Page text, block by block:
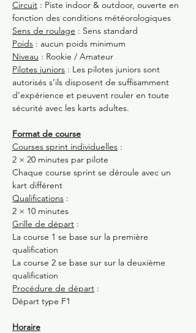
Circuit : Piste indoor & outdoor, ouverte en
fonction des conditions météorologiques
Sens de roulage : Sens standard
Poids : aucun poids minimum
Niveau : Rookie / Amateur
Pilotes juniors : Les pilotes juniors sont
autorisés s’ils disposent de suffisamment
d’expérience et peuvent rouler en toute
sécurité avec les karts adultes.
Format de course
Courses sprint individuelles :
2 × 20 minutes par pilote
Chaque course sprint se déroule avec un
kart différent
Qualifications :
2 × 10 minutes
Grille de départ :
La course 1 se base sur la première
qualification
La course 2 se base sur sur la deuxième
qualification
Procédure de départ :
Départ type F1
Horaire